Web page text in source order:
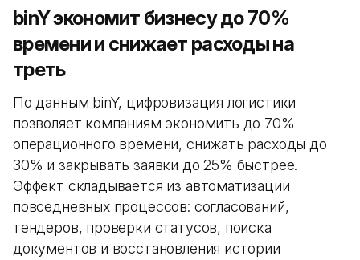
binY экономит бизнесу до 70%
времени и снижает расходы на
треть
По данным binY, цифровизация логистики
позволяет компаниям экономить до 70%
операционного времени, снижать расходы до
30% и закрывать заявки до 25% быстрее.
Эффект складывается из автоматизации
повседневных процессов: согласований,
тендеров, проверки статусов, поиска
документов и восстановления истории